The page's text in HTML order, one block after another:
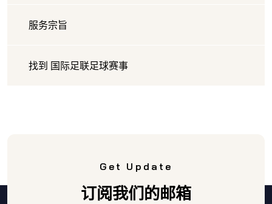
服务宗旨
找到 国际足联足球赛事
Get Update
订阅我们的邮箱